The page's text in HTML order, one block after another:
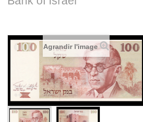
Agrandir l'image